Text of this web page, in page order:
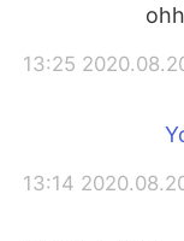
2020.08.20
2020.08.20